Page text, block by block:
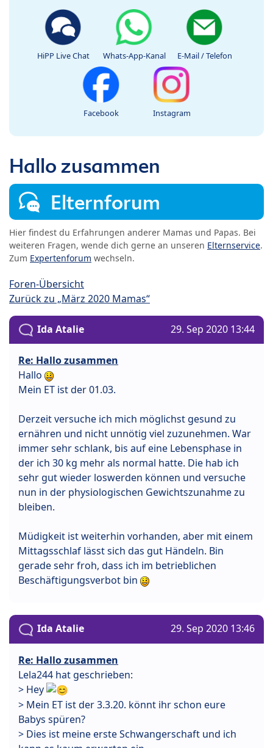
HiPP Live Chat Whats-App-Kanal E-Mail / Telefon
Facebook Instagram
Hallo zusammen
Elternforum
Hier findest du Erfahrungen anderer Mamas und Papas. Bei
weiteren Fragen, wende dich gerne an unseren Elternservice.
Zum Expertenforum wechseln.
Foren-Übersicht
Zurück zu „März 2020 Mamas“
Ida Atalie 29. Sep 2020 13:44
Re: Hallo zusammen
Hallo
Mein ET ist der 01.03.
Derzeit versuche ich mich möglichst gesund zu
ernähren und nicht unnötig viel zuzunehmen. War
immer sehr schlank, bis auf eine Lebensphase in
der ich 30 kg mehr als normal hatte. Die hab ich
sehr gut wieder loswerden können und versuche
nun in der physiologischen Gewichtszunahme zu
bleiben.
Müdigkeit ist weiterhin vorhanden, aber mit einem
Mittagsschlaf lässt sich das gut Händeln. Bin
gerade sehr froh, dass ich im betrieblichen
Beschäftigungsverbot bin
Ida Atalie 29. Sep 2020 13:46
Re: Hallo zusammen
Lela244 hat geschrieben:
> Hey
> Mein ET ist der 3.3.20. könnt ihr schon eure
Babys spüren?
> Dies ist meine erste Schwangerschaft und ich